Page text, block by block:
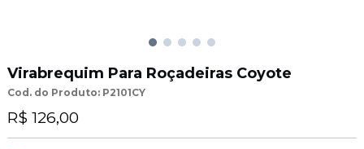
Virabrequim Para Roçadeiras Coyote
Cod. do Produto: P2101CY
R$ 126,00